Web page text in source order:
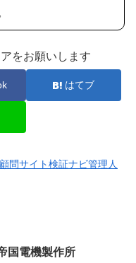
をお願いします
はてブ
問サイト検証ナビ管理人
国電機製作所